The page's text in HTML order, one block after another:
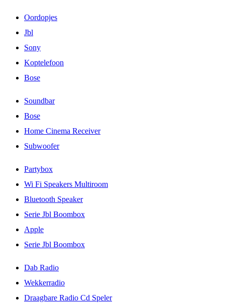
Oordopjes
Jbl
Sony
Koptelefoon
Bose
Soundbar
Bose
Home Cinema Receiver
Subwoofer
Partybox
Wi Fi Speakers Multiroom
Bluetooth Speaker
Serie Jbl Boombox
Apple
Serie Jbl Boombox
Dab Radio
Wekkerradio
Draagbare Radio Cd Speler